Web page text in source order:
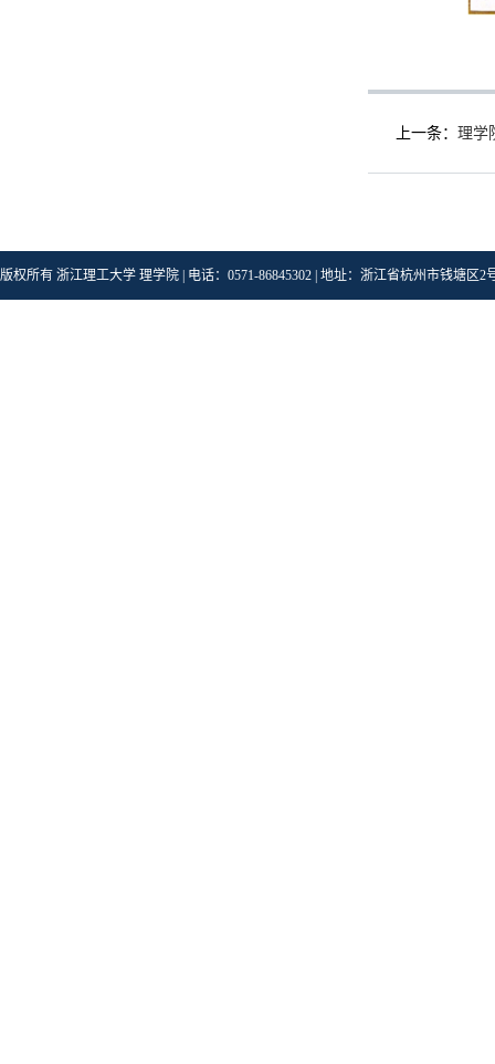
上一条： 理学
版权所有 浙江理工大学 理学院 | 电话：0571-86845302 | 地址：浙江省杭州市钱塘区